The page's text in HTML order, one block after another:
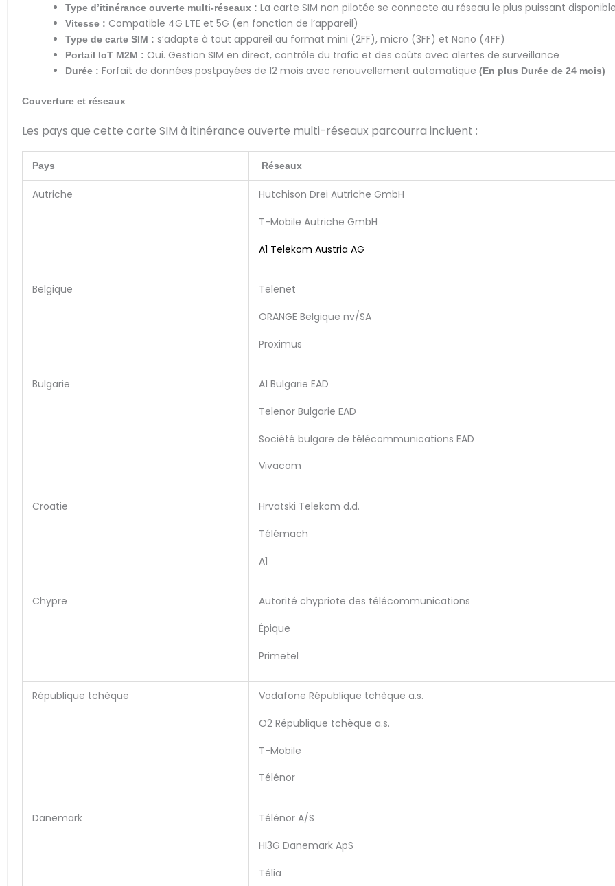
Type d’itinérance ouverte multi-réseaux : La carte SIM non pilotée se connecte au réseau le plus puissant
Vitesse : Compatible 4G LTE et 5G (en fonction de l’appareil)
Type de carte SIM : s’adapte à tout appareil au format mini (2FF), micro (3FF) et Nano (4FF)
Portail IoT M2M : Oui. Gestion SIM en direct, contrôle du trafic et des coûts avec alertes de surveillance
Durée : Forfait de données postpayées de 12 mois avec renouvellement automatique (En plus Durée de 24 mois)
Couverture et réseaux
Les pays que cette carte SIM à itinérance ouverte multi-réseaux parcourra incluent :
Pays Réseaux
Autriche
Hutchison Drei Autriche GmbH
T-Mobile Autriche GmbH
A1 Telekom Austria AG
Belgique
Telenet
ORANGE Belgique nv/SA
Proximus
Bulgarie
A1 Bulgarie EAD
Telenor Bulgarie EAD
Société bulgare de télécommunications EAD
Vivacom
Croatie
Hrvatski Telekom d.d.
Télémach
A1
Chypre
Autorité chypriote des télécommunications
Épique
Primetel
République tchèque
Vodafone République tchèque a.s.
O2 République tchèque a.s.
T-Mobile
Télénor
Danemark
Télénor A/S
HI3G Danemark ApS
Télia